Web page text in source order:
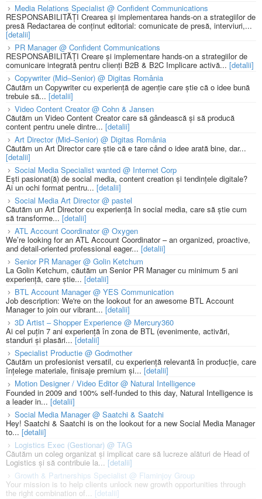
Media Relations Specialist @ Confident Communications
RESPONSABILITĂȚI Crearea și implementarea hands-on a strategiilor de
presă Redactarea de conținut editorial: comunicate de presă, interviuri,...
[detalii]
PR Manager @ Confident Communications
RESPONSABILITĂȚI Creare și implementare hands-on a strategiilor de
comunicare integrată pentru clienți B2B & B2C Implicare activă... [detalii]
Copywriter (Mid–Senior) @ Digitas România
Căutăm un Copywriter cu experiență de agenție care știe că o idee bună
trebuie să... [detalii]
Video Content Creator @ Cohn & Jansen
Căutăm un Video Content Creator care să gândească și să producă
content pentru unele dintre... [detalii]
Art Director (Mid–Senior) @ Digitas România
Căutăm un Art Director care știe că e tare când o idee arată bine, dar...
[detalii]
Social Media Specialist wanted @ Internet Corp
Ești pasionat(ă) de social media, content creation și tendințele digitale?
Ai un ochi format pentru... [detalii]
Social Media Art Director @ pastel
Căutăm un Art Director cu experiență în social media, care să știe cum
să transforme... [detalii]
ATL Account Coordinator @ Oxygen
We’re looking for an ATL Account Coordinator – an organized, proactive,
and detail-oriented professional eager... [detalii]
Senior PR Manager @ Golin Ketchum
La Golin Ketchum, căutăm un Senior PR Manager cu minimum 5 ani
experiență, care știe... [detalii]
BTL Account Manager @ YES Communication
Job description: We're on the lookout for an awesome BTL Account
Manager to join our vibrant... [detalii]
3D Artist – Shopper Experience @ Mercury360
Ai cel puțin 7 ani experiență în zona de BTL (evenimente, activări,
standuri și plasări... [detalii]
Specialist Productie @ Godmother
Căutăm un profesionist versatil, cu experiență relevantă în producție, care
înțelege materiale, finisaje premium și... [detalii]
Motion Designer / Video Editor @ Natural Intelligence
Founded in 2009 and 100% self-funded to this day, Natural Intelligence is
a leader in... [detalii]
Social Media Manager @ Saatchi & Saatchi
Hey! Saatchi & Saatchi is on the lookout for a new Social Media Manager
to... [detalii]
Logistics Exec (Gestionar) @ TAG
Căutăm un coleg organizat și implicat care să lucreze alături de Head of
Logistics și să contribuie la... [detalii]
Growth & Partnerships Specialist @ Flaminjoy Group
Your mission is to help clients unlock new growth opportunities through
the right combination of... [detalii]